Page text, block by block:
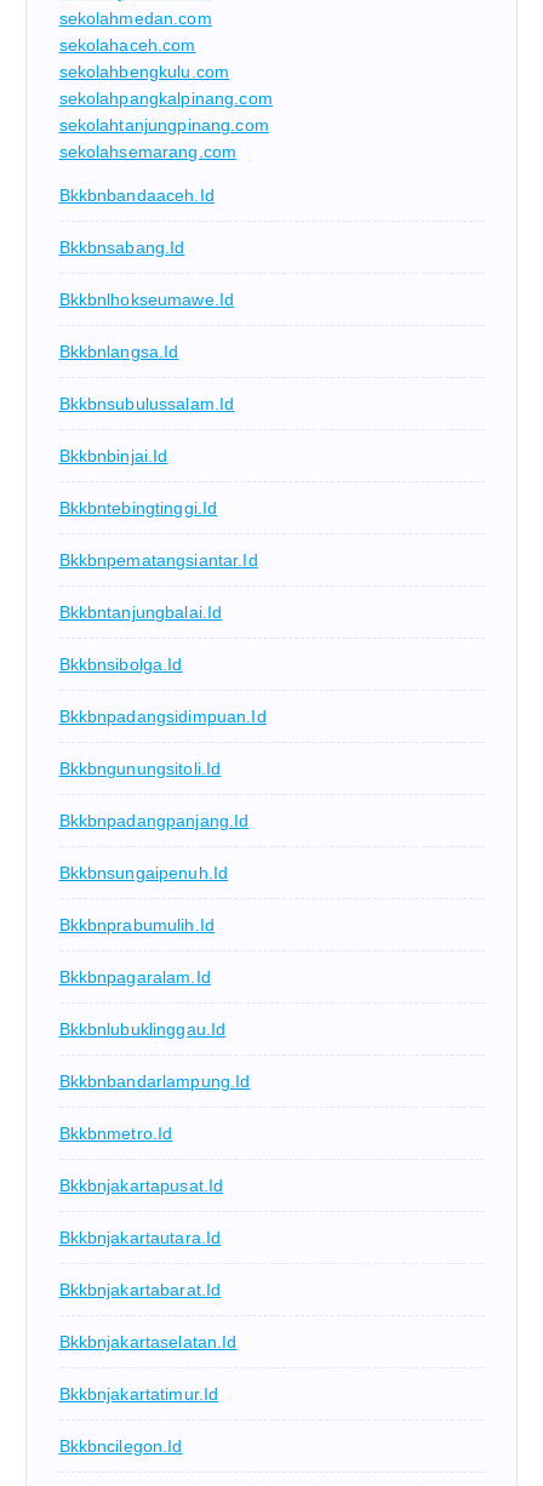
sekolahmedan.com
sekolahaceh.com
sekolahbengkulu.com
sekolahpangkalpinang.com
sekolahtanjungpinang.com
sekolahsemarang.com
Bkkbnbandaaceh.id
Bkkbnsabang.id
Bkkbnlhokseumawe.id
Bkkbnlangsa.id
Bkkbnsubulussalam.id
Bkkbnbinjai.id
Bkkbntebingtinggi.id
Bkkbnpematangsiantar.id
Bkkbntanjungbalai.id
Bkkbnsibolga.id
Bkkbnpadangsidimpuan.id
Bkkbngunungsitoli.id
Bkkbnpadangpanjang.id
Bkkbnsungaipenuh.id
Bkkbnprabumulih.id
Bkkbnpagaralam.id
Bkkbnlubuklinggau.id
Bkkbnbandarlampung.id
Bkkbnmetro.id
Bkkbnjakartapusat.id
Bkkbnjakartautara.id
Bkkbnjakartabarat.id
Bkkbnjakartaselatan.id
Bkkbnjakartatimur.id
Bkkbncilegon.id